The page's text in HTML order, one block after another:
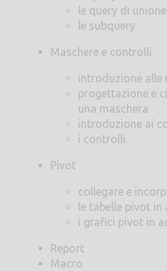
le query di unione
le subquery
Maschere e controlli
introduzione alle
progettazione e
una maschera
introduzione ai
i controlli
Pivot
collegare e
le tabelle pivot in
i grafici pivot in
Report
Macro